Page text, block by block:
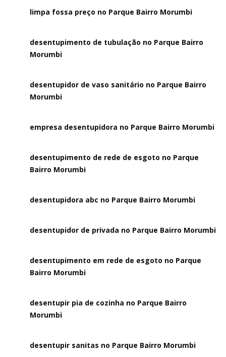
limpa fossa preço no Parque Bairro Morumbi
desentupimento de tubulação no Parque Bairro
Morumbi
desentupidor de vaso sanitário no Parque Bairro
Morumbi
empresa desentupidora no Parque Bairro Morumbi
desentupimento de rede de esgoto no Parque
Bairro Morumbi
desentupidora abc no Parque Bairro Morumbi
desentupidor de privada no Parque Bairro Morumbi
desentupimento em rede de esgoto no Parque
Bairro Morumbi
desentupir pia de cozinha no Parque Bairro
Morumbi
desentupir sanitas no Parque Bairro Morumbi